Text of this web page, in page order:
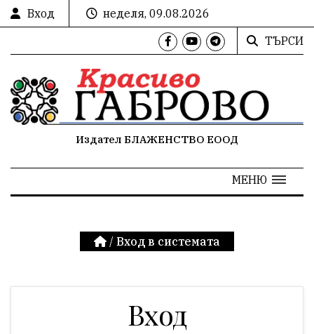
Вход
неделя, 09.08.2026
ТЪРСИ
Издател БЛАЖЕНСТВО ЕООД
МЕНЮ
/ Вход в системата
Вход